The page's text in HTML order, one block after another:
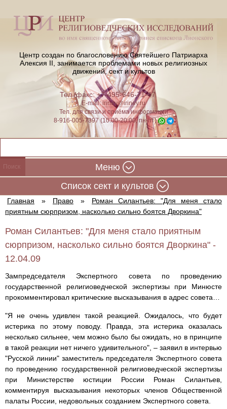
Центр создан по благословению Святейшего Патриарха
Алексия II, занимается проблемами новых религиозных
движений, сект и культов
Тел./факс: +7-495-646-71-47
E-mail:iriney@iriney.ru
Тел. для связи и приёма информации
8-916-005-7397 (10:00-20:00, пн-пт)
Меню
Cписок сект и культов
Главная » Право »
Роман Силантьев: "Для меня стало
приятным сюрпризом, насколько сильно боятся Дворкина"
Роман Силантьев: "Для меня стало приятным
сюрпризом, насколько сильно боятся Дворкина" -
12.04.09
Зампредседателя Экспертного совета по проведению
государственной религиоведческой экспертизы при Минюсте
прокомментировал критические высказывания в адрес совета…
"Я не очень удивлен такой реакцией. Ожидалось, что будет
истерика по этому поводу. Правда, эта истерика оказалась
несколько сильнее, чем можно было бы ожидать, но в принципе
в такой реакции нет ничего удивительного", – заявил в интервью
"Русской линии" заместитель председателя Экспертного совета
по проведению государственной религиоведческой экспертизы
при Министерстве юстиции России Роман Силантьев,
комментируя высказывания некоторых членов Общественной
палаты России, недовольных созданием Экспертного совета.